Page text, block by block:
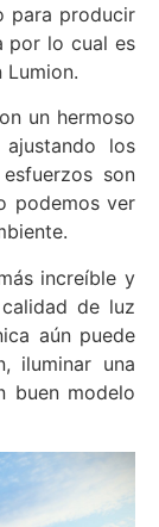
para producir
por lo cual es
un hermoso
los
son
podemos ver
increíble y
de luz
aún puede
iluminar una
buen modelo